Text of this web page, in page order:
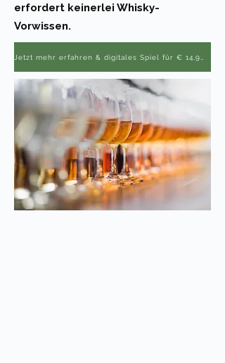
erfordert keinerlei Whisky-
Vorwissen.